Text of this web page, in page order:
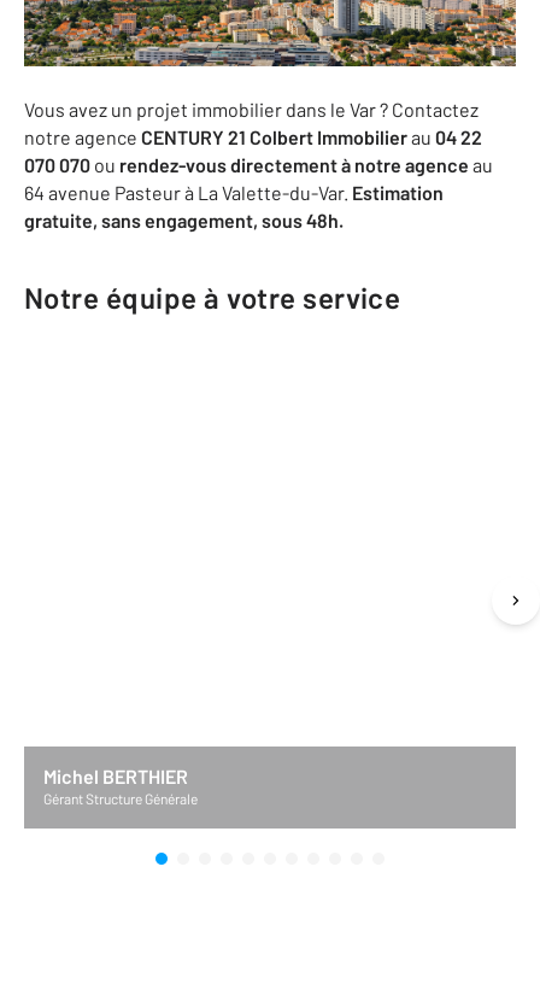
Vous avez un projet immobilier dans le Var ? Contactez
notre agence CENTURY 21 Colbert Immobilierau 04 22
070 070 ou rendez-vous directement à notre agence au
64 avenue Pasteur à La Valette-du-Var. Estimation
gratuite, sans engagement, sous 48h.
Notre équipe à votre service
Michel BERTHIER
Gérant Structure Générale